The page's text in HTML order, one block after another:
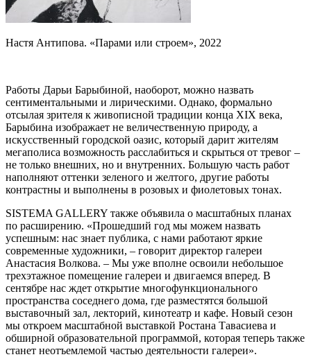
Настя Антипова. «Парами или строем», 2022
Работы Дарьи Барыбиной, наоборот, можно назвать
сентиментальными и лирическими. Однако, формально
отсылая зрителя к живописной традиции конца XIX века,
Барыбина изображает не величественную природу, а
искусственный городской оазис, который дарит жителям
мегаполиса возможность расслабиться и скрыться от тревог –
не только внешних, но и внутренних. Большую часть работ
наполняют оттенки зеленого и желтого, другие работы
контрастны и выполнены в розовых и фиолетовых тонах.
SISTEMA GALLERY также объявила о масштабных планах
по расширению. «Прошедший год мы можем назвать
успешным: нас знает публика, с нами работают яркие
современные художники, – говорит директор галереи
Анастасия Волкова. – Мы уже вполне освоили небольшое
трехэтажное помещение галереи и двигаемся вперед. В
сентябре нас ждет открытие многофункционального
пространства соседнего дома, где разместятся большой
выставочный зал, лекторий, кинотеатр и кафе. Новый сезон
мы откроем масштабной выставкой Ростана Тавасиева и
обширной образовательной программой, которая теперь также
станет неотъемлемой частью деятельности галереи».